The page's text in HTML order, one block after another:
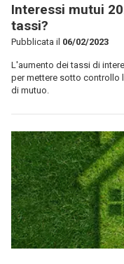
Interessi mutui
tassi?
Pubblicata il 06/02/2023
L'aumento dei tassi di
per mettere sotto controllo
di mutuo.